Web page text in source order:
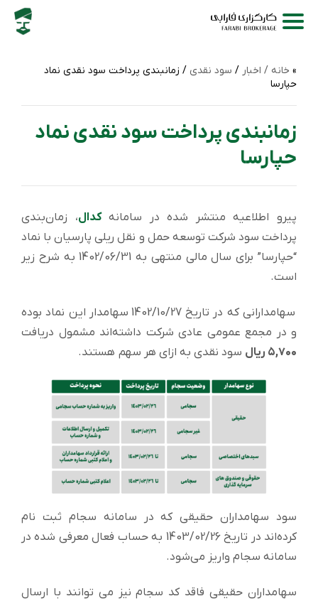
خانه / اخبار / سود نقدی / زمانبندی پرداخت سود نقدی نماد
حپارسا
زمانبندی پرداخت سود نقدی نماد
حپارسا
پیرو اطلاعیه منتشر شده در سامانهکدال، زمان‌بندی
پرداخت سود شركت توسعه حمل و نقل ریلی پارسیان با نماد
“حپارسا” برای سال مالی منتهی به 1402/06/31 به شرح زیر
است.
سهامدارانی که در تاریخ 1402/10/27 سهامدار این نماد بوده
و در مجمع عمومی عادی شرکت داشته‌اند مشمول دریافت
۵,۷۰۰ ریال
سود نقدی به ازای هر سهم هستند.
سود سهامداران حقیقی که در سامانه سجام ثبت نام
کرده‌اند در تاریخ 1403/02/26 به حساب فعال معرفی شده در
سامانه سجام واریز می‌شود.
سهامداران حقیقی فاقد کد سجام نیز می توانند با ارسال